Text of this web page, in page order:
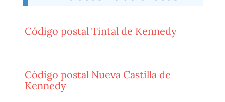
Código postal Tintal de Kennedy
Código postal Nueva Castilla de
Kennedy